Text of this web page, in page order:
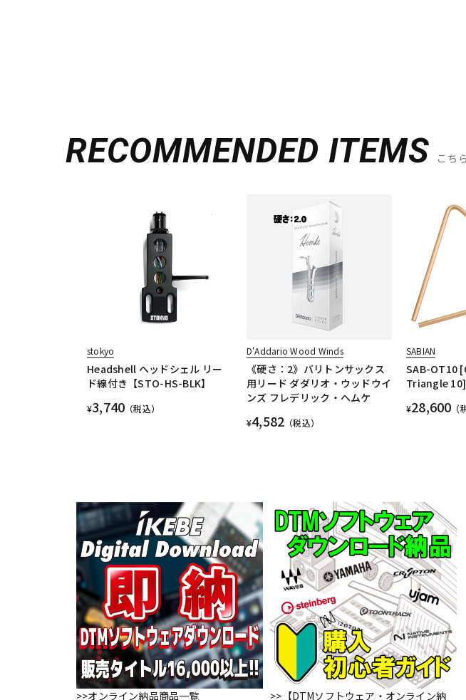
RECOMMENDED ITEMS こち
stokyo
Headshell ヘッドシェル リー
ド線付き【STO-HS-BLK】
¥3,740 （税込）
D'Addario Wood Winds
《硬さ：2》バリトンサックス
用リード ダダリオ・ウッドウイ
ンズ フレデリック・ヘムケ
¥4,582 （税込）
SABIAN
SAB-OT10
Triangle 10]
¥28,600 （
>>オンライン納品商品一覧 >>【DTMソフトウェア・オンライン納